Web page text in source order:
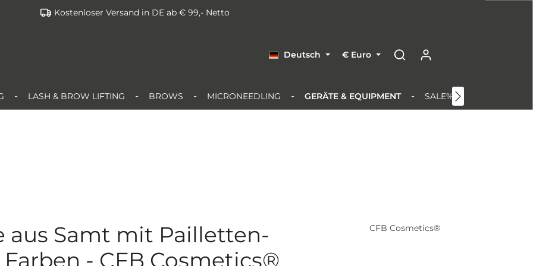
Kostenloser Versand in DE ab € 99,- Netto
Deutsch € Euro
LASH & BROW LIFTING BROWS MICRONEEDLING GERÄTE & EQUIPMENT SALE%
aus Samt mit Pailletten-
- CFB Cosmetics®
CFB Cosmetics®